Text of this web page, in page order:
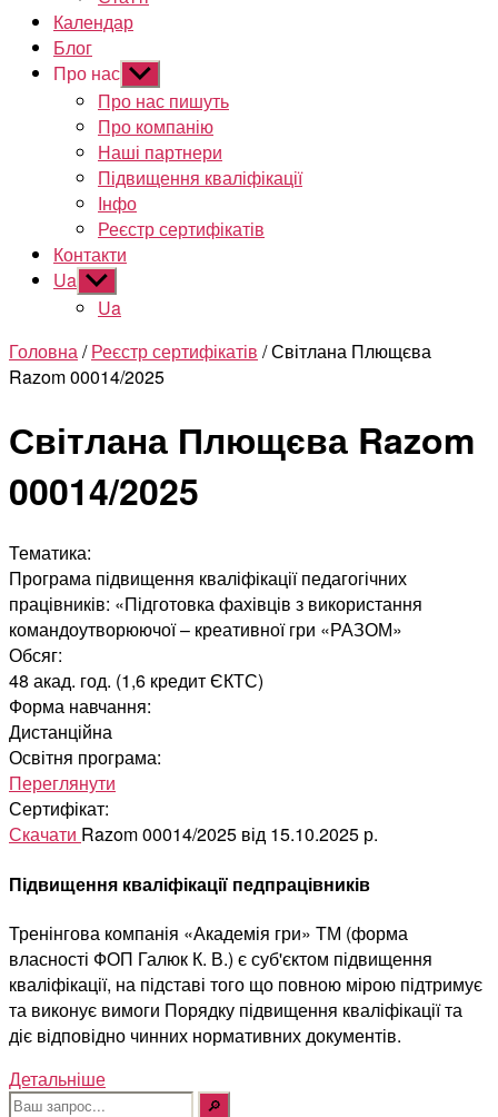
Календар
Блог
Про нас Показати
підменю
Про нас пишуть
Про компанію
Наші партнери
Підвищення кваліфікації
Інфо
Реєстр сертифікатів
Контакти
Ua Показати
підменю
Ua
Головна/Реєстр сертифікатів / Світлана Плющєва
Razom 00014/2025
Світлана Плющєва Razom
00014/2025
Тематика:
Програма підвищення кваліфікації педагогічних
працівників: «Підготовка фахівців з використання
командоутворюючої – креативної гри «РАЗОМ»
Обсяг:
48 акад. год. (1,6 кредит ЄКТС)
Форма навчання:
Дистанційна
Освітня програма:
Переглянути
Сертифікат:
Скачати Razom 00014/2025 від 15.10.2025 р.
Підвищення кваліфікації педпрацівників
Тренінгова компанія «Академія гри» ТМ (форма
власності ФОП Галюк К. В.) є суб'єктом підвищення
кваліфікації, на підставі того що повною мірою підтримує
та виконує вимоги Порядку підвищення кваліфікації та
діє відповідно чинних нормативних документів.
Детальніше
Шукати: